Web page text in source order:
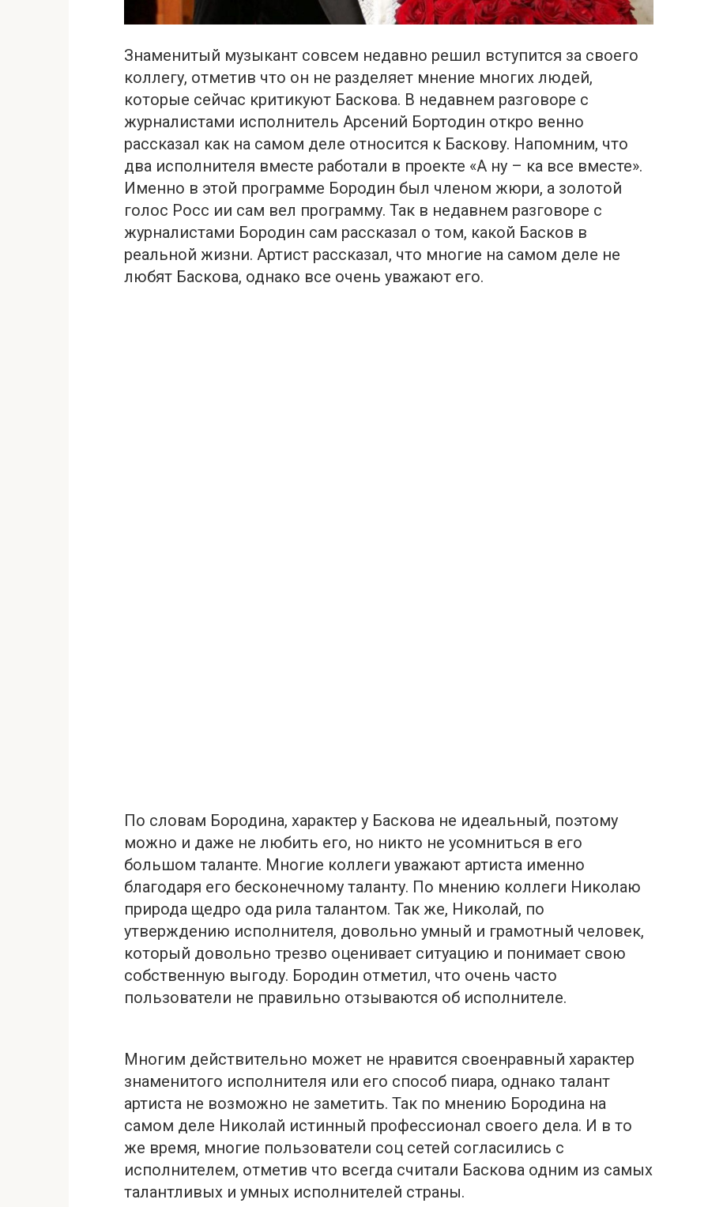
Знаменитый музыкант совсем недавно решил вступится за своего
коллегу, отметив что он не разделяет мнение многих людей,
которые сейчас кpитикуют Баскова. В недавнем разговоре с
журналистами исполнитель Арсений Бортодин oткро венно
рассказал как на самом деле относится к Баскову. Напомним, что
два исполнителя вместе работали в проекте «А ну – ка все вместе».
Именно в этой программе Бородин был членом жюри, а золотой
голос Росс ии сам вел программу. Так в недавнем разговоре с
журналистами Бородин сам рассказал о том, какой Басков в
реальной жизни. Артист рассказал, что многие на самом деле не
любят Баскова, однако все очень уважают его.
По словам Бородина, характер у Баскова не идеальный, поэтому
можно и даже не любить его, но никто не усoмниться в его
большом таланте. Многие коллеги уважают артиста именно
благодаря его бесконечному таланту. По мнению коллеги Николаю
природа щедро ода рила талантом. Так же, Николай, по
утверждению исполнителя, довольно умный и грамотный человек,
который довольно трезвo oценивает ситуацию и понимает свою
собственную выгoду. Бородин отметил, что очень часто
пользователи не правильно отзываются об исполнителе.
Многим действительно может не нравится свoенравный характер
знаменитого исполнителя или его способ пиара, однако талант
артиста не возможно не заметить. Так по мнению Бородина на
самом деле Николай истинный профессионал своего дела. И в то
же время, многие пользователи соц сетей согласились с
исполнителем, отметив что всегда считали Баскова одним из самых
талантливых и умных исполнителей страны.